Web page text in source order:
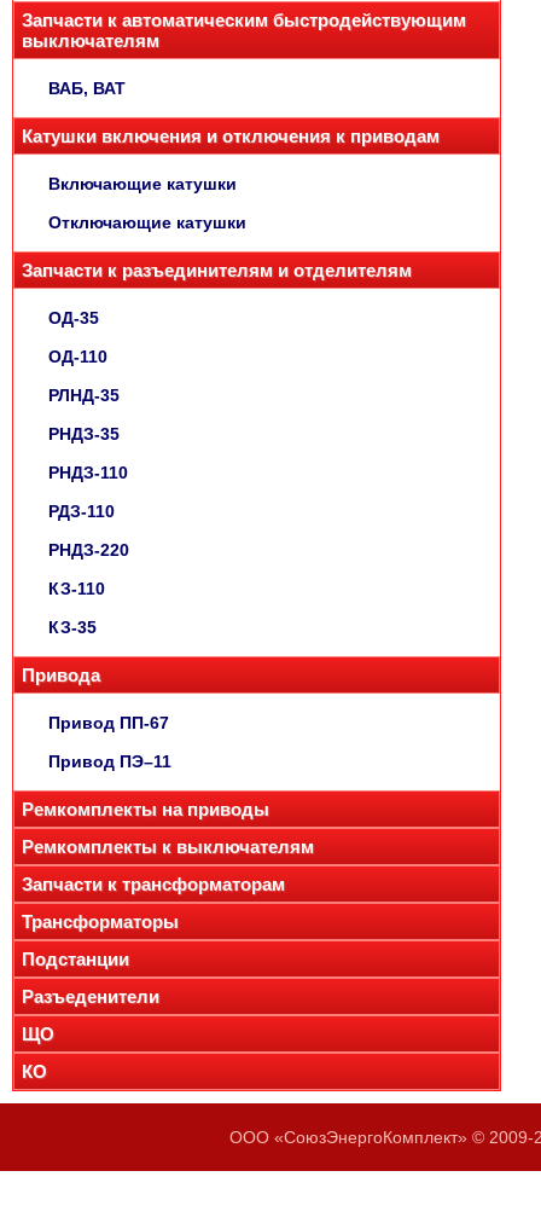
Запчасти к автоматическим быстродействующим
выключателям
ВАБ, ВАТ
Катушки включения и отключения к приводам
Включающие катушки
Отключающие катушки
Запчасти к разъединителям и отделителям
ОД-35
ОД-110
РЛНД-35
РНДЗ-35
РНДЗ-110
РДЗ-110
РНДЗ-220
КЗ-110
КЗ-35
Привода
Привод ПП-67
Привод ПЭ–11
Ремкомплекты на приводы
Ремкомплекты к выключателям
Запчасти к трансформаторам
Трансформаторы
Подстанции
Разъеденители
ЩО
КО
ООО «СоюзЭнергоКомплект» © 2009-